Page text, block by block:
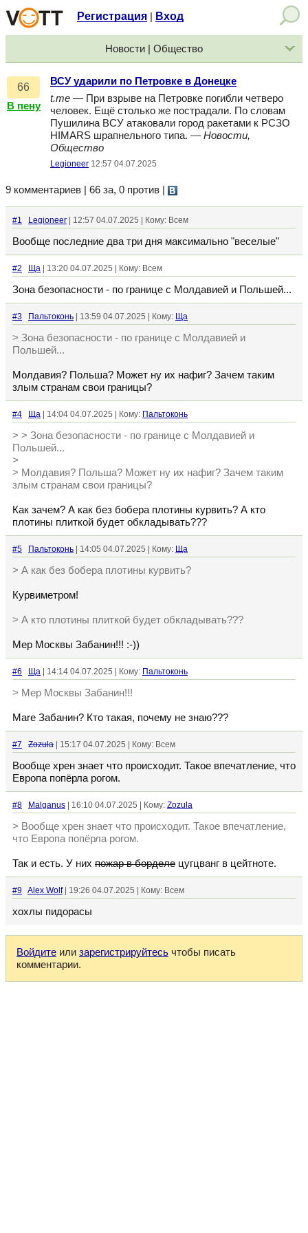
Регистрация Вход
Новости | Общество
66
В пену
ВСУ ударили по Петровке в Донецке
t.me — При взрыве на Петровке погибли четверо
человек. Ещё столько же пострадали. По словам
Пушилина ВСУ атаковали город ракетами к РСЗО
HIMARS шрапнельного типа. — Новости,
Общество
Legioneer 12:57 04.07.2025
9 комментариев | 66 за, 0 против
#1 Legioneer | 12:57 04.07.2025 | Кому: Всем
Вообще последние два три дня максимально "веселые"
#2 Ща | 13:20 04.07.2025 | Кому: Всем
Зона безопасности - по границе с Молдавией и Польшей...
#3 Пальтоконь | 13:59 04.07.2025 | Кому: Ща
> Зона безопасности - по границе с Молдавией и
Польшей...
Молдавия? Польша? Может ну их нафиг? Зачем таким
злым странам свои границы?
#4 Ща | 14:04 04.07.2025 | Кому: Пальтоконь
> > Зона безопасности - по границе с Молдавией и
Польшей...
>
> Молдавия? Польша? Может ну их нафиг? Зачем таким
злым странам свои границы?
Как зачем? А как без бобера плотины курвить? А кто
плотины плиткой будет обкладывать???
#5 Пальтоконь | 14:05 04.07.2025 | Кому: Ща
> А как без бобера плотины курвить?
Курвиметром!
> А кто плотины плиткой будет обкладывать???
Мер Москвы Забанин!!! :-))
#6 Ща | 14:14 04.07.2025 | Кому: Пальтоконь
> Мер Москвы Забанин!!!
Mare Забанин? Кто такая, почему не знаю???
#7 Zozula | 15:17 04.07.2025 | Кому: Всем
Вообще хрен знает что происходит. Такое впечатление, что
Европа попёрла рогом.
#8 Malganus | 16:10 04.07.2025 | Кому: Zozula
> Вообще хрен знает что происходит. Такое впечатление,
что Европа попёрла рогом.
Так и есть. У них пожар в борделе цугцванг в цейтноте.
#9 Alex Wolf| 19:26 04.07.2025 | Кому: Всем
хохлы пидорасы
Войдите или зарегистрируйтесь чтобы писать
комментарии.